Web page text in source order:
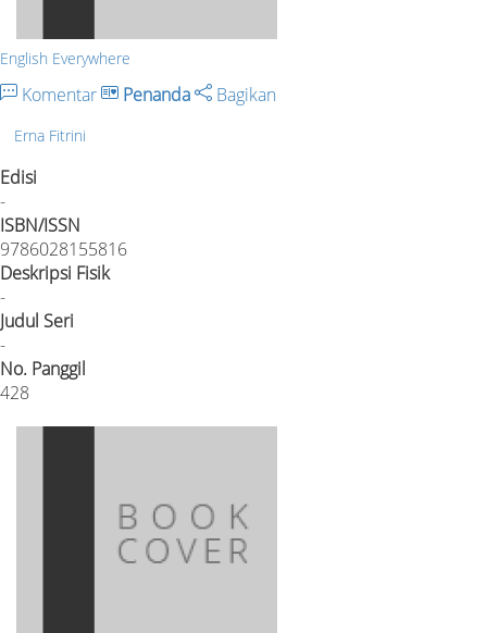
English Everywhere
Komentar Penanda Bagikan
Erna Fitrini
Edisi
-
ISBN/ISSN
9786028155816
Deskripsi Fisik
-
Judul Seri
-
No. Panggil
428